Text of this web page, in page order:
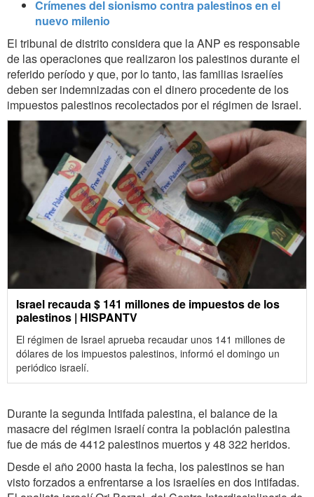
Crímenes del sionismo contra palestinos en el
nuevo milenio
El tribunal de distrito considera que la ANP es responsable
de las operaciones que realizaron los palestinos durante el
referido período y que, por lo tanto, las familias israelíes
deben ser indemnizadas con el dinero procedente de los
impuestos palestinos recolectados por el régimen de Israel.
Israel recauda $ 141 millones de impuestos de los
palestinos | HISPANTV
El régimen de Israel aprueba recaudar unos 141 millones de
dólares de los impuestos palestinos, informó el domingo un
periódico israelí.
Durante la segunda Intifada palestina, el balance de la
masacre del régimen israelí contra la población palestina
fue de más de 4412 palestinos muertos y 48 322 heridos.
Desde el año 2000 hasta la fecha, los palestinos se han
visto forzados a enfrentarse a los israelíes en dos intifadas.